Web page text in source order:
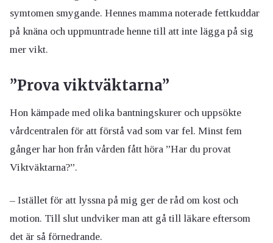
symtomen smygande. Hennes mamma noterade fettkuddar
på knäna och uppmuntrade henne till att inte lägga på sig
mer vikt.
”Prova viktväktarna”
Hon kämpade med olika bantningskurer och uppsökte
vårdcentralen för att förstå vad som var fel. Minst fem
gånger har hon från vården fått höra ”Har du provat
Viktväktarna?”.
– Istället för att lyssna på mig ger de råd om kost och
motion. Till slut undviker man att gå till läkare eftersom
det är så förnedrande.